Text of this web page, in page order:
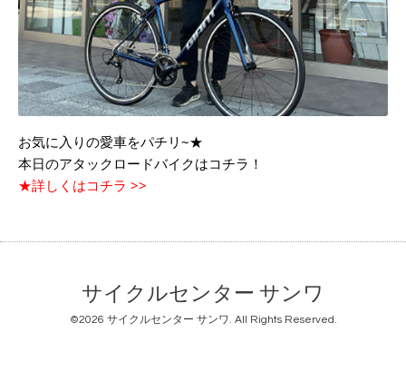
お気に入りの愛車をパチリ~★
本日のアタックロードバイクはコチラ！
★詳しくはコチラ >>
サイクルセンター サンワ
©2026 サイクルセンター サンワ. All Rights Reserved.